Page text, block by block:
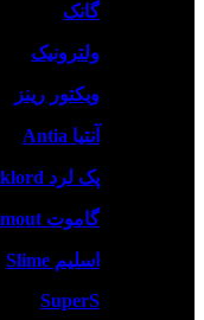
گانک
ولترونیک
ویکتور رینز
آنتیا Antia
پک لرد Packlord
گاموت Gamout
اسلیم Slime
SuperS